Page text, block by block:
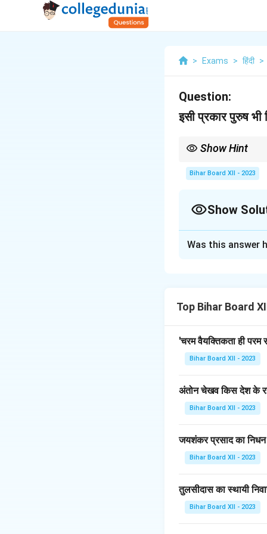
> Exams > हिंदी >
Question:
इसी प्रकार पुरुष
Show Hint
कोमलता और संवेदनाएँ
Bihar Board XII - 2023
Show
सामाजिक पूर्वाग्रह
तथ्य को उजागर
एक पुरुष स्त्री जैसी
स्वतंत्रता को सीमित
समझना चाहिए कि
पारंपरिक सीमाओं को
Download
Was this answer
Top Bihar Board
'चरम वैयक्तिकता ही परम
Bihar Board XII - 2023
अंतोन चेखव किस देश के
Bihar Board XII - 2023
जयशंकर प्रसाद का
Bihar Board XII - 2023
तुलसीदास का स्थायी
Bihar Board XII - 2023